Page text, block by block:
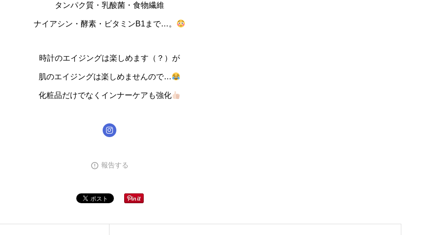
タンパク質・乳酸菌・食物繊維
ナイアシン・酵素・ビタミンB1まで…。
時計のエイジングは楽しめます（？）が
肌のエイジングは楽しめませんので…
化粧品だけでなくインナーケアも強化
報告する